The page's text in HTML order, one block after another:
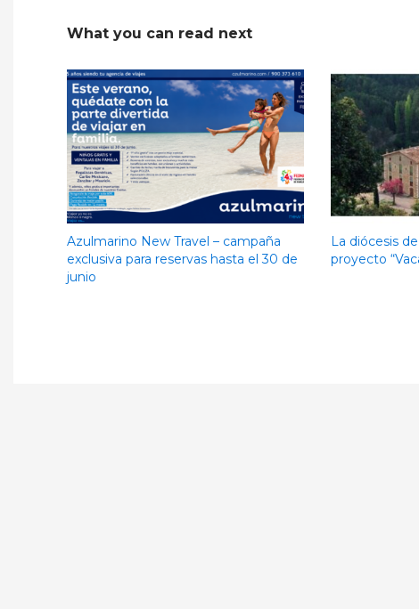
What you can read next
Azulmarino New Travel – campaña
exclusiva para reservas hasta el 30 de
junio
La diócesis
proyecto